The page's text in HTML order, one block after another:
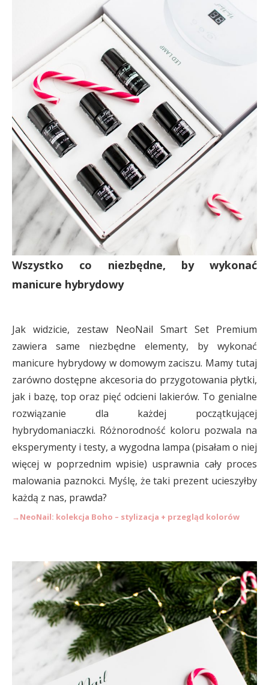
Wszystko co niezbędne, by wykonać
manicure hybrydowy
Jak widzicie, zestaw NeoNail Smart Set Premium
zawiera same niezbędne elementy, by wykonać
manicure hybrydowy w domowym zaciszu. Mamy tutaj
zarówno dostępne akcesoria do przygotowania płytki,
jak i bazę, top oraz pięć odcieni lakierów. To genialne
rozwiązanie dla każdej początkującej
hybrydomaniaczki. Różnorodność koloru pozwala na
eksperymenty i testy, a wygodna lampa (pisałam o niej
więcej w poprzednim wpisie) usprawnia cały proces
malowania paznokci. Myślę, że taki prezent ucieszyłby
każdą z nas, prawda?
→NeoNail: kolekcja Boho – stylizacja + przegląd kolorów